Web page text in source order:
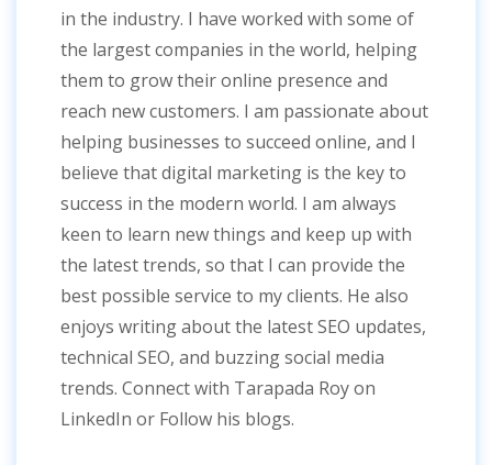
in the industry. I have worked with some of
the largest companies in the world, helping
them to grow their online presence and
reach new customers. I am passionate about
helping businesses to succeed online, and I
believe that digital marketing is the key to
success in the modern world. I am always
keen to learn new things and keep up with
the latest trends, so that I can provide the
best possible service to my clients. He also
enjoys writing about the latest SEO updates,
technical SEO, and buzzing social media
trends. Connect with Tarapada Roy on
LinkedIn or Follow his blogs.